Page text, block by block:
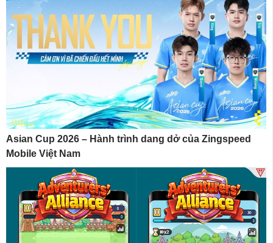
Asian Cup 2026 – Hành trình dang dở của Zingspeed
Mobile Việt Nam